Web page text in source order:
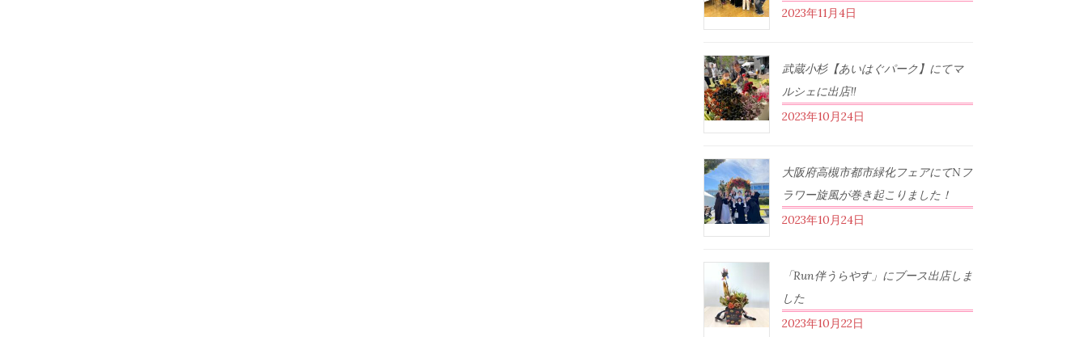
2023年11月4日
武蔵小杉【あいはぐパーク】にてマ
ルシェに出店‼︎
2023年10月24日
大阪府高槻市都市緑化フェアにてNフ
ラワー旋風が巻き起こりました！
2023年10月24日
「Run伴うらやす」にブース出店しま
した
2023年10月22日